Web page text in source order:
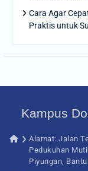
Cara Agar
Praktis untuk
Kampus
Alamat: Jalan
Pedukuhan
Piyungan,